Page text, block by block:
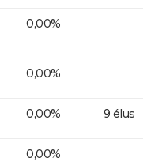
0,00%
0,00%
0,00% 9 élus
0,00%